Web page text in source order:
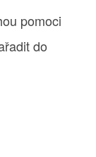
pomoci
do